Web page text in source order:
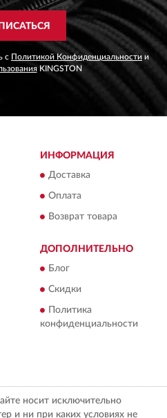
с Политикой Конфиденциальности и
KINGSTON
ИНФОРМАЦИЯ
Доставка
Оплата
Возврат товара
ДОПОЛНИТЕЛЬНО
Блог
Скидки
Политика
конфиденциальности
носит исключительно
и ни при каких условиях не